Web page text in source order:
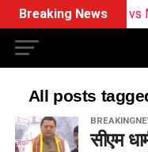
Breaking News
SOB vs
All posts
सीएम